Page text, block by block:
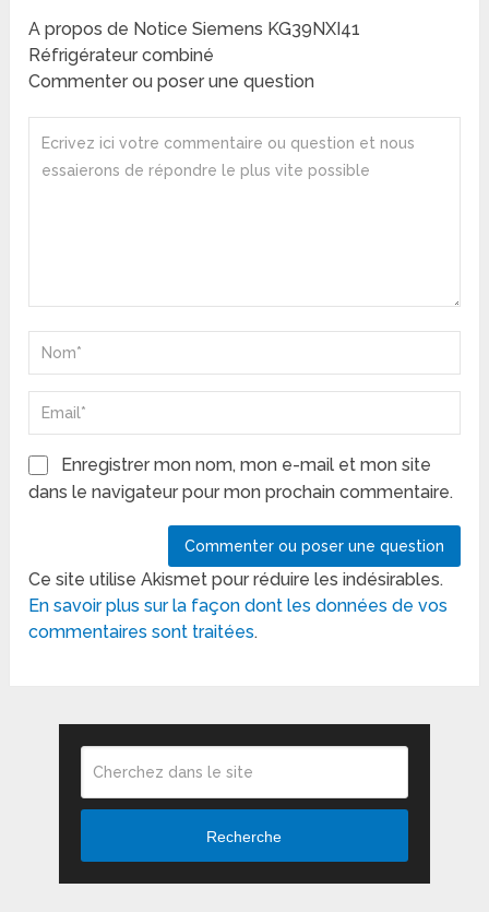
A propos de Notice Siemens KG39NXI41
Réfrigérateur combiné
Commenter ou poser une question
Enregistrer mon nom, mon e-mail et mon site
dans le navigateur pour mon prochain commentaire.
Ce site utilise Akismet pour réduire les indésirables.
En savoir plus sur la façon dont les données de vos
commentaires sont traitées.
Recherche